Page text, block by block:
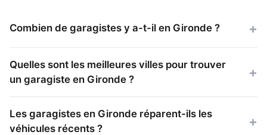
Combien de garagistes y a-t-il en Gironde ?
Quelles sont les meilleures villes pour trouver
un garagiste en Gironde ?
Les garagistes en Gironde réparent-ils les
véhicules récents ?